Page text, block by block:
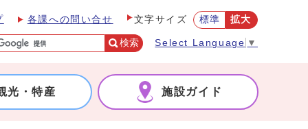
各課への問い合せ 文字サイズ 標準 拡大
検索 Select Language ▼
光・特産 施設ガイド